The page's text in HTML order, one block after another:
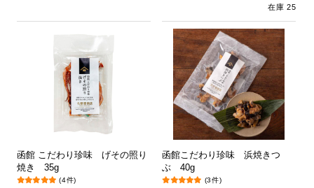
在庫 25
函館 こだわり珍味 げその照り
焼き 35g
(4件)
函館こだわり珍味 浜焼きつ
ぶ 40g
(3件)